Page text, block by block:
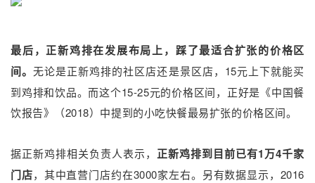
最后，正新鸡排在发展布局上，踩了最适合扩张的价格区
间。无论是正新鸡排的社区店还是景区店，15元上下就能买
到鸡排和饮品。而这个15-25元的价格区间，正好是《中国餐
饮报告》
（2018） 中提到的小吃快餐最易扩张的价格区间。
据正新鸡排相关负责人表示， 正新鸡排到目前已有1万4千家
门店，其中直营门店约在3000家左右。另有数据显示，2016